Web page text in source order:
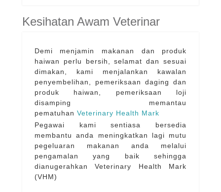
Kesihatan Awam Veterinar
Demi menjamin makanan dan produk
haiwan perlu bersih, selamat dan sesuai
dimakan, kami menjalankan kawalan
penyembelihan, pemeriksaan daging dan
produk haiwan, pemeriksaan loji
disamping memantau
pematuhan Veterinary Health Mark
Pegawai kami sentiasa bersedia
membantu anda meningkatkan lagi mutu
pegeluaran makanan anda melalui
pengamalan yang baik sehingga
dianugerahkan Veterinary Health Mark
(VHM)